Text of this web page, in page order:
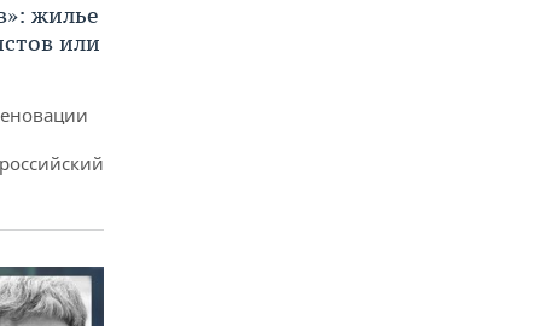
жилье
или